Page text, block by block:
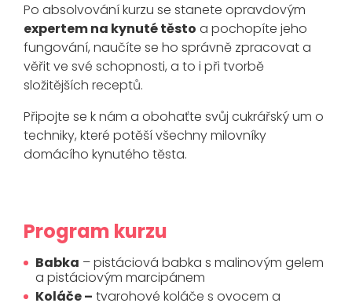
Po absolvování kurzu se stanete opravdovým
expertem na kynuté těsto a pochopíte jeho
fungování, naučíte se ho správně zpracovat a
věřit ve své schopnosti, a to i při tvorbě
složitějších receptů.
Připojte se k nám a obohaťte svůj cukrářský um o
techniky, které potěší všechny milovníky
domácího kynutého těsta.
Program kurzu
Babka – pistáciová babka s malinovým gelem
a pistáciovým marcipánem
Koláče – tvarohové koláče s ovocem a